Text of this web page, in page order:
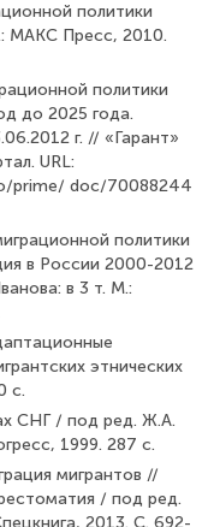
политики
МАКС Пресс, 2010.
политики
до 2025 года.
г. // «Гарант»
URL:
prime/ doc/70088244
политики
в России 2000-2012
в 3 т. М.:
этнических
с.
СНГ / под ред. Ж.А.
1999. 287 с.
мигрантов //
/ под ред.
2013. С. 692-